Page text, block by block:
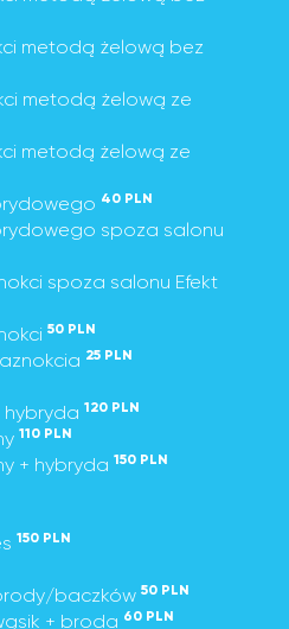
metodą żelową bez
metodą żelową ze
metodą żelową ze
40 PLN
spoza salonu
spoza salonu Efekt
50 PLN
25 PLN
hybryda 120 PLN
110 PLN
+ hybryda 150 PLN
150 PLN
baczków 50 PLN
+ broda 60 PLN